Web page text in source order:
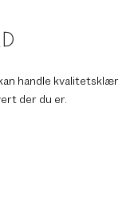
handle kvalitetsklær
der du er.